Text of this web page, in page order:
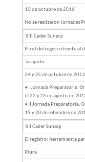
10 de octubre de 2016
No se realizaron Jornadas
XIII Cader Sunarp
El rol del registro frente al
Tarapoto
24 y 25 de octubre de 2013
• I Jornada Preparatoria.
el 22 y 23 de agosto de
• II Jornada Preparatoria.
19 y 20 de setiembre de
XII Cader Sunarp
El registro: herramienta
Piura